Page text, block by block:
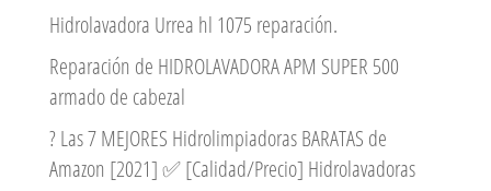
Hidrolavadora Urrea hl 1075 reparación.
Reparación de HIDROLAVADORA APM SUPER 500
armado de cabezal
? Las 7 MEJORES Hidrolimpiadoras BARATAS de
Amazon [2021] ✅ [Calidad/Precio] Hidrolavadoras